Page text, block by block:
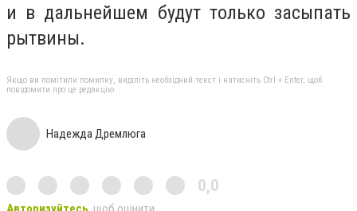
и в дальнейшем будут только засыпать
рытвины.
Якщо ви помітили помилку, виділіть необхідний текст і натисніть Ctrl + Enter, щоб
повідомити про це редакцію
Надежда Дремлюга
0,0